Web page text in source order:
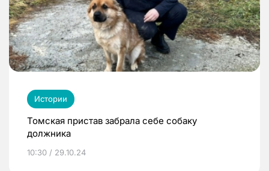
Истории
Томская пристав забрала себе собаку
должника
10:30 / 29.10.24